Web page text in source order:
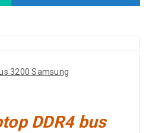
3200 Samsung
DDR4 bus